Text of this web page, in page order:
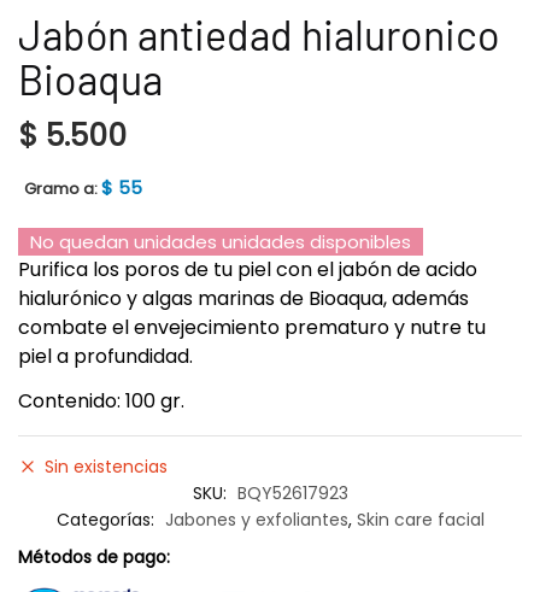
Jabón antiedad hialuronico
Bioaqua
$ 5.500
Gramo a:$ 55
No quedan unidades unidades disponibles
Purifica los poros de tu piel con el jabón de acido
hialurónico y algas marinas de Bioaqua, además
combate el envejecimiento prematuro y nutre tu
piel a profundidad.
Contenido: 100 gr.
Sin existencias
SKU: BQY52617923
Categorías: Jabones y exfoliantes, Skin care facial
Métodos de pago: